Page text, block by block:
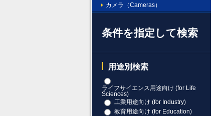
カメラ（Cameras）
条件を指定して検索
用途別検索
ライフサイエンス用途向け (for Life
Sciences)
工業用途向け (for Industry)
教育用途向け (for Education)